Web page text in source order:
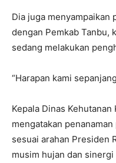
Dia juga menyampaikan
dengan Pemkab Tanbu,
sedang melakukan
“Harapan kami
Kepala Dinas
mengatakan
sesuai arahan Presiden
musim hujan dan